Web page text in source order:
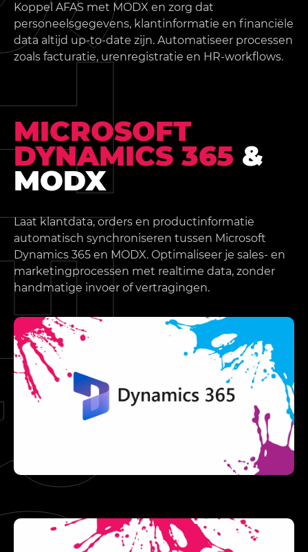
Koppel AFAS met MODX en zorg dat
personeelsgegevens, klantinformatie en financiële
data altijd up-to-date zijn. Automatiseer processen
zoals facturatie, urenregistratie en HR-workflows.
MICROSOFT
DYNAMICS 365 &
MODX
Laat klantdata, orders en productinformatie
automatisch synchroniseren tussen Microsoft
Dynamics 365 en MODX. Optimaliseer je sales- en
marketingprocessen met realtime data, zonder
handmatige invoer of vertragingen.